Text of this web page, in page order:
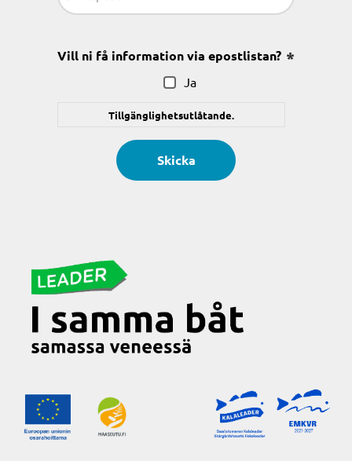
Vill ni få information via epostlistan?
Ja
Tillgänglighetsutlåtande.